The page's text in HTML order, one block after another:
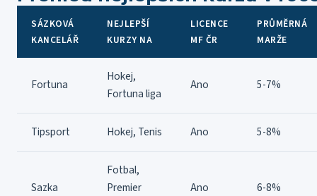
SÁZKOVÁ
KANCELÁŘ
NEJLEPŠÍ
KURZY NA
LICENCE
MF ČR
PRŮMĚRNÁ
MARŽE
Fortuna
Hokej,
Fortuna liga
Ano 5-7%
Tipsport Hokej, Tenis Ano 5-8%
Sazka
Fotbal,
Premier
Ano 6-8%